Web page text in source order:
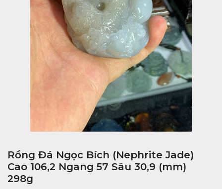
Rồng Đá Ngọc Bích (Nephrite Jade)
Cao 106,2 Ngang 57 Sâu 30,9 (mm)
298g